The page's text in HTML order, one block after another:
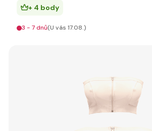
+ 4 body
3 - 7 dnů(U vás 17.08.)